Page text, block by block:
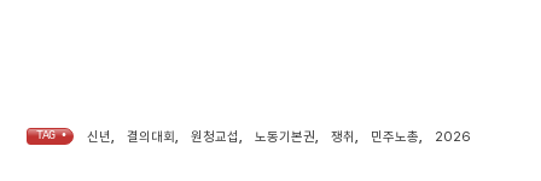
TAG • 신년, 결의대회 , 원청교섭, 노동기본권, 쟁취 , 민주노총, 2026